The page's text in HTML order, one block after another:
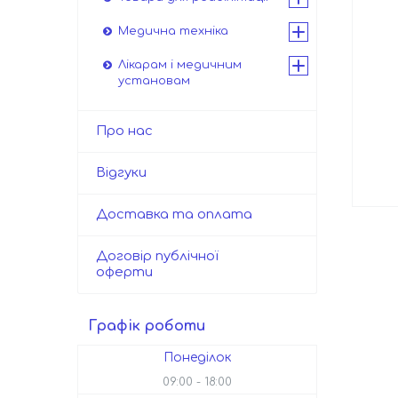
Медична техніка
Лікарам і медичним
установам
Про нас
Відгуки
Доставка та оплата
Договір публічної
оферти
Графік роботи
Понеділок
09:00 18:00